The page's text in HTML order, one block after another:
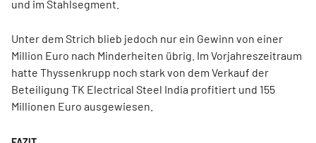
und im Stahlsegment.
Unter dem Strich blieb jedoch nur ein Gewinn von einer
Million Euro nach Minderheiten übrig. Im Vorjahreszeitraum
hatte Thyssenkrupp noch stark von dem Verkauf der
Beteiligung TK Electrical Steel India profitiert und 155
Millionen Euro ausgewiesen.